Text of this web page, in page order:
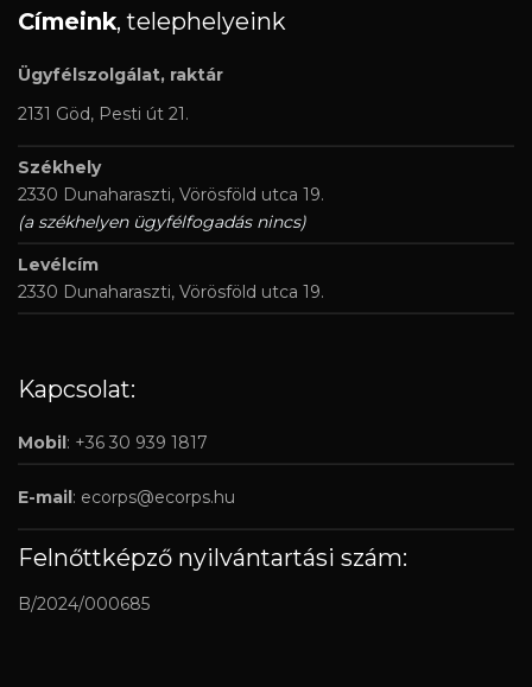
Címeink, telephelyeink
Ügyfélszolgálat, raktár
2131 Göd, Pesti út 21.
Székhely
2330 Dunaharaszti, Vörösföld utca 19.
(a székhelyen ügyfélfogadás nincs)
Levélcím
2330 Dunaharaszti, Vörösföld utca 19.
Kapcsolat:
Mobil: +36 30 939 1817
E-mail: ecorps@ecorps.hu
Felnőttképző nyilvántartási szám:
B/2024/000685